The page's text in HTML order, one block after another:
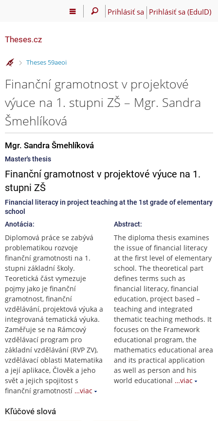
Prihlásiť sa Prihlásiť sa (EduID)
Theses.cz
>
Theses 59aeoi
Finanční gramotnost v projektové
výuce na 1. stupni ZŠ – Mgr. Sandra
Šmehlíková
Mgr. Sandra Šmehlíková
Master's thesis
Finanční gramotnost v projektové výuce na 1.
stupni ZŠ
Financial literacy in project teaching at the 1st grade of elementary
school
Anotácia:
Diplomová práce se zabývá
problematikou rozvoje
finanční gramotnosti na 1.
stupni základní školy.
Teoretická část vymezuje
pojmy jako je finanční
gramotnost, finanční
vzdělávání, projektová výuka a
integrovaná tematická výuka.
Zaměřuje se na Rámcový
vzdělávací program pro
základní vzdělávání (RVP ZV),
vzdělávací oblasti Matematika
a její aplikace, Člověk a jeho
svět a jejich spojitost s
finanční gramotností …viac
Abstract:
The diploma thesis examines
the issue of financial literacy
at the first level of elementary
school. The theoretical part
defines terms such as
financial literacy, financial
education, project based –
teaching and integrated
thematic teaching methods. It
focuses on the Framework
educational program, the
mathematics educational area
and its practical application
as well as person and his
world educational …viac
Kľúčové slová